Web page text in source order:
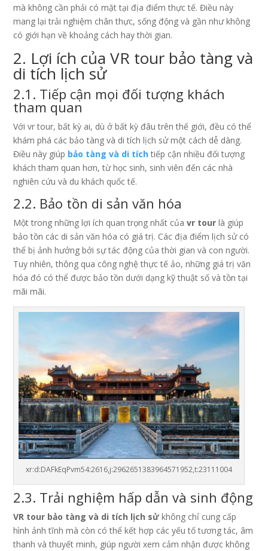
mà không cần phải có mặt tại địa điểm thực tế. Điều này
mang lại trải nghiệm chân thực, sống động và gần như không
có giới hạn về khoảng cách hay thời gian.
2. Lợi ích của VR tour bảo tàng và
di tích lịch sử
2.1. Tiếp cận mọi đối tượng khách
tham quan
Với vr tour, bất kỳ ai, dù ở bất kỳ đâu trên thế giới, đều có thể
khám phá các bảo tàng và di tích lịch sử một cách dễ dàng.
Điều này giúp bảo tàng và di tíchtiếp cận nhiều đối tượng
khách tham quan hơn, từ học sinh, sinh viên đến các nhà
nghiên cứu và du khách quốc tế.
2.2. Bảo tồn di sản văn hóa
Một trong những lợi ích quan trọng nhất củavr tour là giúp
bảo tồn các di sản văn hóa có giá trị. Các địa điểm lịch sử có
thể bị ảnh hưởng bởi sự tác động của thời gian và con người.
Tuy nhiên, thông qua công nghệ thực tế ảo, những giá trị văn
hóa đó có thể được bảo tồn dưới dạng kỹ thuật số và tồn tại
mãi mãi.
xr:d:DAFkEqPvm54:2616,j:2962651383964571952,t:23111004
2.3. Trải nghiệm hấp dẫn và sinh động
VR tour bảo tàng và di tích lịch sửkhông chỉ cung cấp
hình ảnh tĩnh mà còn có thể kết hợp các yếu tố tương tác, âm
thanh và thuyết minh, giúp người xem cảm nhận được không